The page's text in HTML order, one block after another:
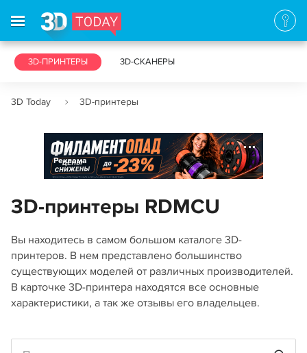
3D-ПРИНТЕРЫ 3D-СКАНЕРЫ
3D Today 3D-принтеры
Реклама
3D-принтеры RDMCU
Вы находитесь в самом большом каталоге 3D-
принтеров. В нем представлено большинство
существующих моделей от различных производителей.
В карточке 3D-принтера находятся все основные
характеристики, а так же отзывы его владельцев.